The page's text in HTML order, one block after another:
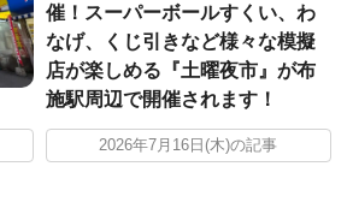
催！スーパーボールすくい、わ
なげ、くじ引きなど様々な模擬
店が楽しめる『土曜夜市』が布
施駅周辺で開催されます！
2026年7月16日(木)の記事